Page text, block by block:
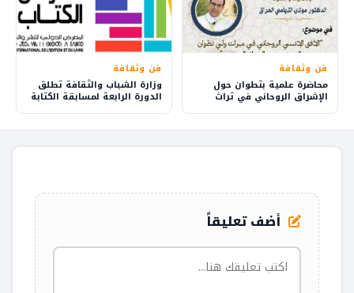
فن وثقافة
محاضرة علمية بتطوان حول
الإشراق الروحاني في تراث
الشيخ محمد الحراق الحسني
فن وثقافة
وزارة الشباب والثقافة تطلق
الدورة الرابعة لمسابقة الكتابة
أضف تعليقاً